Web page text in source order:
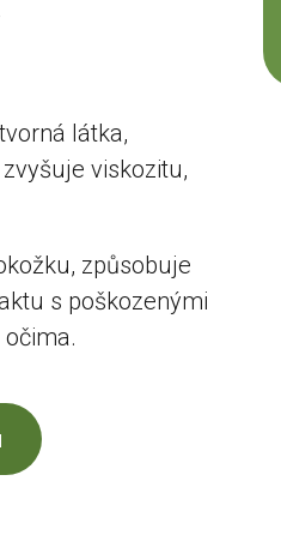
látka,
viskozitu,
způsobuje
s poškozenými